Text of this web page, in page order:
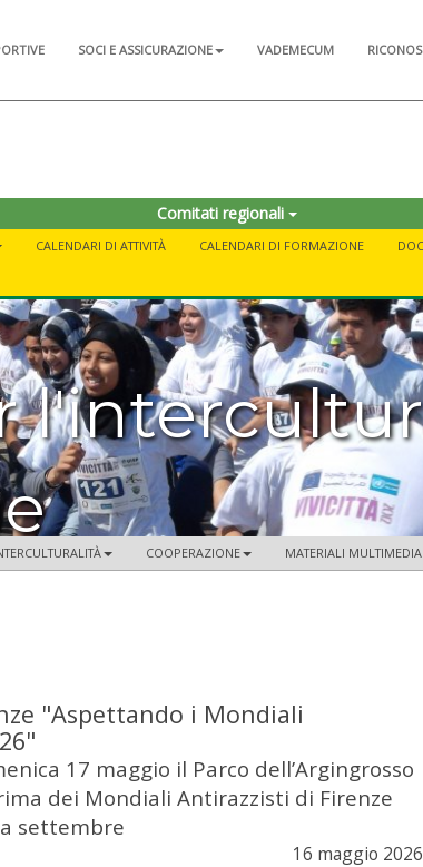
SOCI E ASSICURAZIONE VADEMECUM
Comitati regionali
CALENDARI DI ATTIVITÀ CALENDARI DI FORMAZIONE
COOPERAZIONE MATERIALI
"Aspettando i Mondiali
17 maggio il Parco dell’Argingrosso
dei Mondiali Antirazzisti di Firenze
settembre
16 maggio 2026